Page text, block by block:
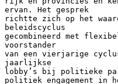
ervan. Het gesprek
richtte zich op het
beleidscyclus
gecombineerd met
voorstander
van een vierjarige
jaarlijkse
lobby’s bij politieke
politiek engagement in